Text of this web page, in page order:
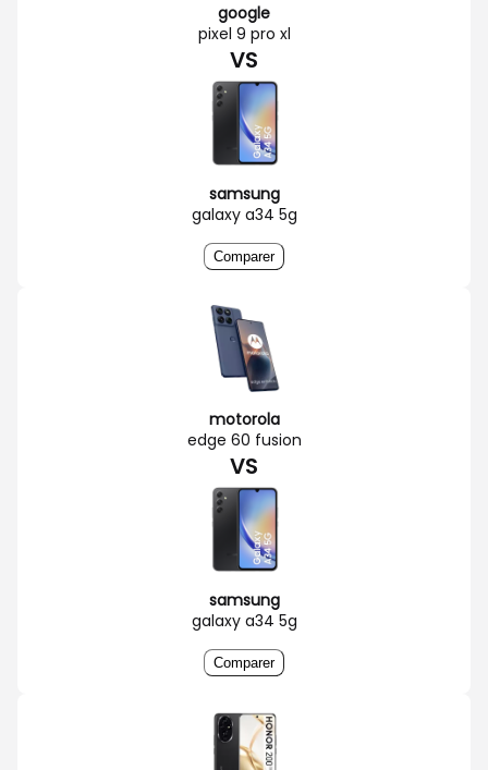
google
pixel 9 pro xl
VS
samsung
galaxy a34 5g
Comparer
motorola
edge 60 fusion
VS
samsung
galaxy a34 5g
Comparer